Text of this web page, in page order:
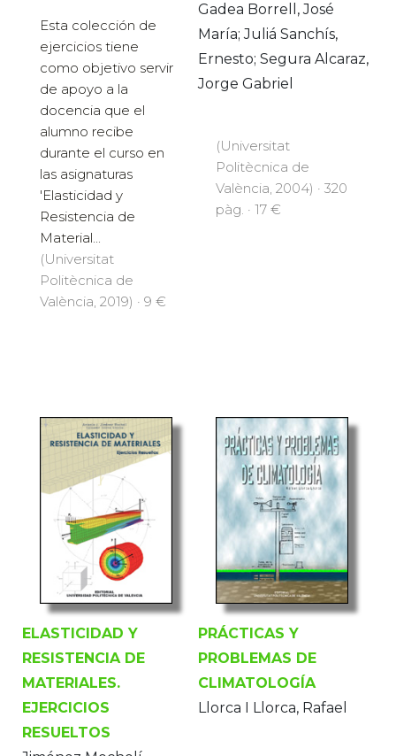
Esta colección de
ejercicios tiene
como objetivo servir
de apoyo a la
docencia que el
alumno recibe
durante el curso en
las asignaturas
'Elasticidad y
Resistencia de
Material...
(Universitat
Politècnica de
València, 2019) · 9 €
Gadea Borrell, José
María; Juliá Sanchís,
Ernesto; Segura Alcaraz,
Jorge Gabriel
(Universitat
Politècnica de
València, 2004) · 320
pàg. · 17 €
ELASTICIDAD Y
RESISTENCIA DE
MATERIALES.
EJERCICIOS
RESUELTOS
PRÁCTICAS Y
PROBLEMAS DE
CLIMATOLOGÍA
Llorca I Llorca, Rafael